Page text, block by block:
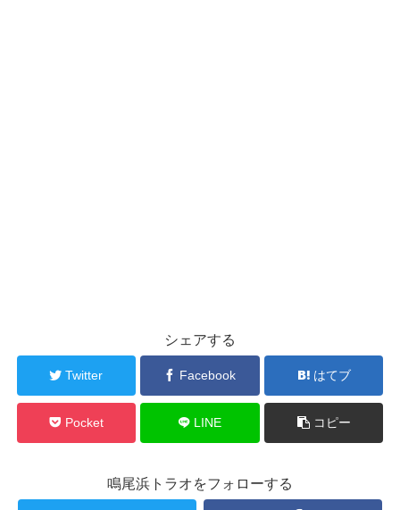
シェアする
Twitter Facebook はてブ
Pocket LINE コピー
鳴尾浜トラオをフォローする